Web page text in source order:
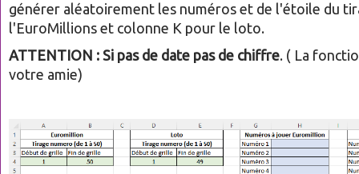
générer aléatoirement les numéros et de l'étoile du
l'EuroMillions et colonne K pour le loto.
ATTENTION : Si pas de date pas de chiffre. ( La
votre amie)